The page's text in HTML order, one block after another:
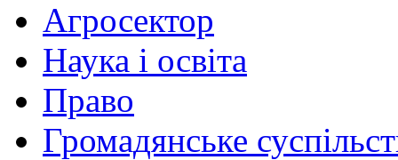
Агросектор
Наука і освіта
Право
Громадянське